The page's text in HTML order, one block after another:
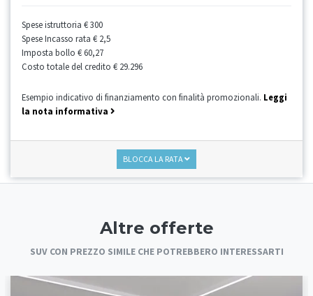
Spese istruttoria € 300
Spese Incasso rata € 2,5
Imposta bollo € 60,27
Costo totale del credito € 29.296
Esempio indicativo di finanziamento con finalità promozionali. Leggi
la nota informativa
BLOCCA LA RATA
Altre offerte
SUV CON PREZZO SIMILE CHE POTREBBERO INTERESSARTI